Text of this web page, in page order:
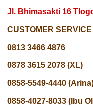
Jl. Bhimasakti 16
CUSTOMER SERVICE
0813 3466 4876
0878 3615 2078 (XL)
0858-5549-4440 (Arina)
0858-4027-8033 (Ibu